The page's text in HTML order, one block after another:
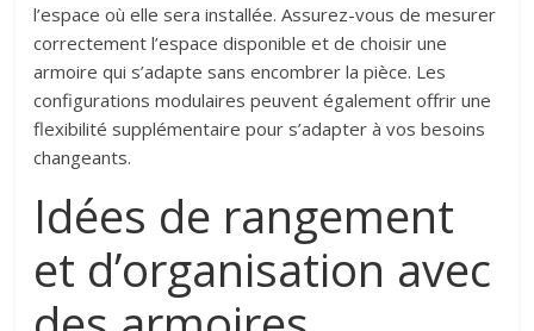
l’espace où elle sera installée. Assurez-vous de mesurer
correctement l’espace disponible et de choisir une
armoire qui s’adapte sans encombrer la pièce. Les
configurations modulaires peuvent également offrir une
flexibilité supplémentaire pour s’adapter à vos besoins
changeants.
Idées de rangement
et d’organisation avec